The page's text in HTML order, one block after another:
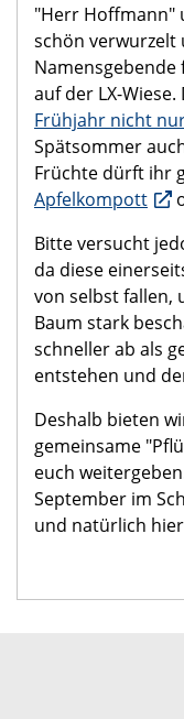
"Herr Hoffmann"
schön verwurzelt
auf der LX-
Frühjahr nicht
Spätsommer
Früchte dürft ihr
Apfelkompott
Bitte versucht
da diese
von selbst fallen,
Baum stark
schneller ab als
entstehen und
Deshalb bieten
gemeinsame
euch
September im
und natürlich